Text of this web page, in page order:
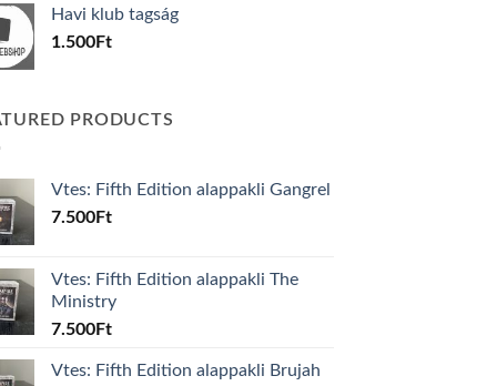
600Ft.100Ft.
Havi klub tagság
1.500Ft
PRODUCTS
Vtes: Fifth Edition alappakli Gangrel
7.500Ft
Vtes: Fifth Edition alappakli The
Ministry
7.500Ft
Vtes: Fifth Edition alappakli Brujah